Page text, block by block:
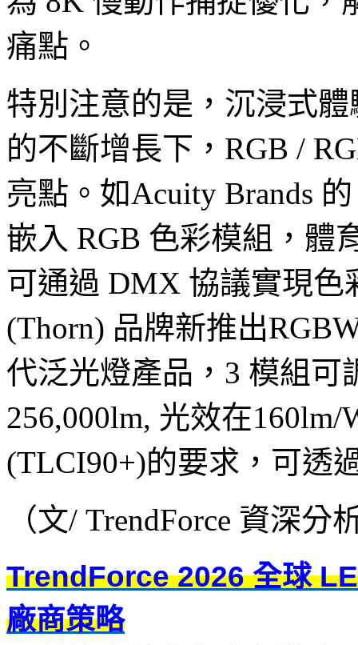
痛點。
特別注意的是，沉浸式
的不斷增長下，RGB /
亮點。如Acuity Brands
嵌入 RGB 色彩模組，體
可通過 DMX 協議實現
(Thorn) 品牌新推出
代泛光燈產品，3 模組可
256,000lm, 光效在
(TLCI90+)的要求，可透
（文/ TrendForce 資深分
TrendForce 2026 全球
廠商策略